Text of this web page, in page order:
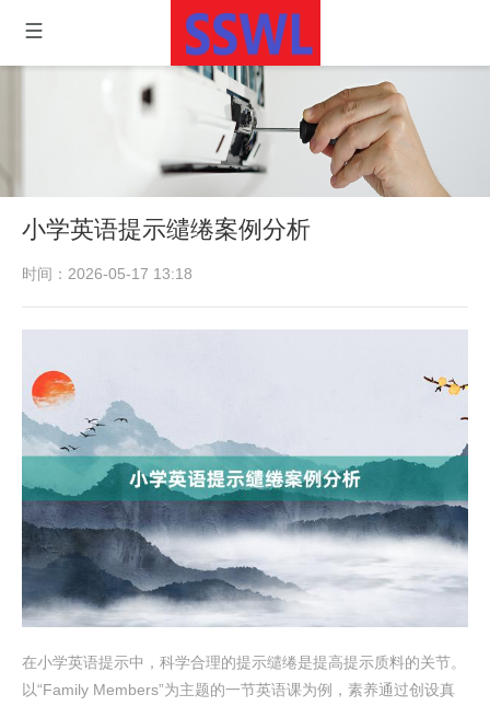
小学英语提示缱绻案例分析
时间：2026-05-17 13:18
在小学英语提示中，科学合理的提示缱绻是提高提示质料的关节。
以“Family Members”为主题的一节英语课为例，素养通过创设真